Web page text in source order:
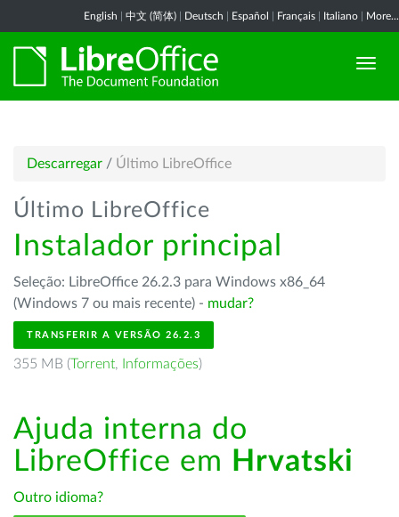
English 中文 (简体) Deutsch Español Français Italiano More...
Descarregar / Último LibreOffice
Último LibreOffice
Instalador principal
Seleção: LibreOffice 26.2.3 para Windows x86_64
(Windows 7 ou mais recente) - mudar?
TRANSFERIR A VERSÃO 26.2.3
355 MB (Torrent, Informações)
Ajuda interna do
LibreOffice em Hrvatski
Outro idioma?